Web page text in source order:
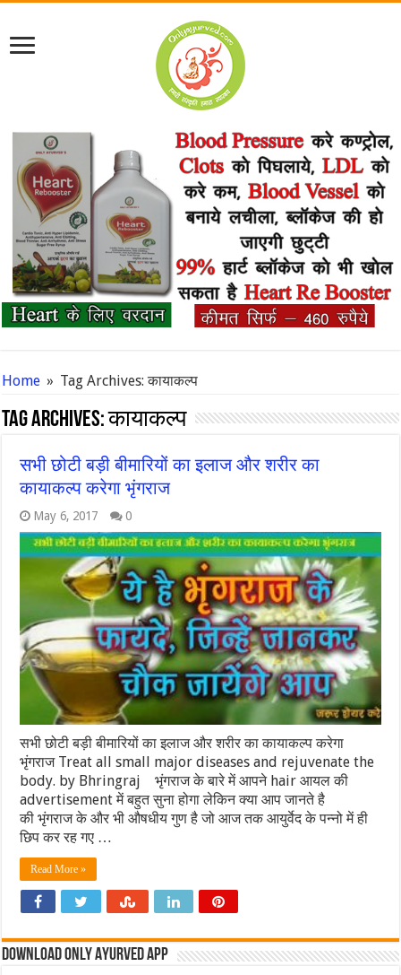
Home » Tag Archives: कायाकल्प
Tag Archives:कायाकल्प
सभी छोटी बड़ी बीमारियों का इलाज और शरीर का
कायाकल्प करेगा भृंगराज
May 6, 2017 0
सभी छोटी बड़ी बीमारियों का इलाज और शरीर का कायाकल्प करेगा
भृंगराज Treat all small major diseases and rejuvenate the
body. by Bhringraj भृंगराज के बारे में आपने hair आयल की
advertisement में बहुत सुना होगा लेकिन क्या आप जानते है
की भृंगराज के और भी औषधीय गुण है जो आज तक आयुर्वेद के पन्नो में ही
छिप कर रह गए …
Read More »
Download Only Ayurved App